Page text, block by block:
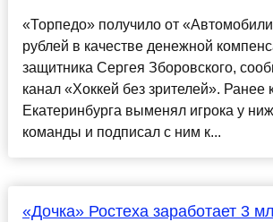
«Торпедо» получило от
рублей в качестве денежной
защитника Сергея Зборовского,
канал «Хоккей без зрителей». Ранее
Екатеринбурга выменял игрока у
команды и подписал с ним к...
«Дочка» Ростеха заработает 3